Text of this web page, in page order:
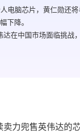
电脑芯片，黄仁勋还将
下降。
在中国市场面临挑战
力兜售英伟达的芯